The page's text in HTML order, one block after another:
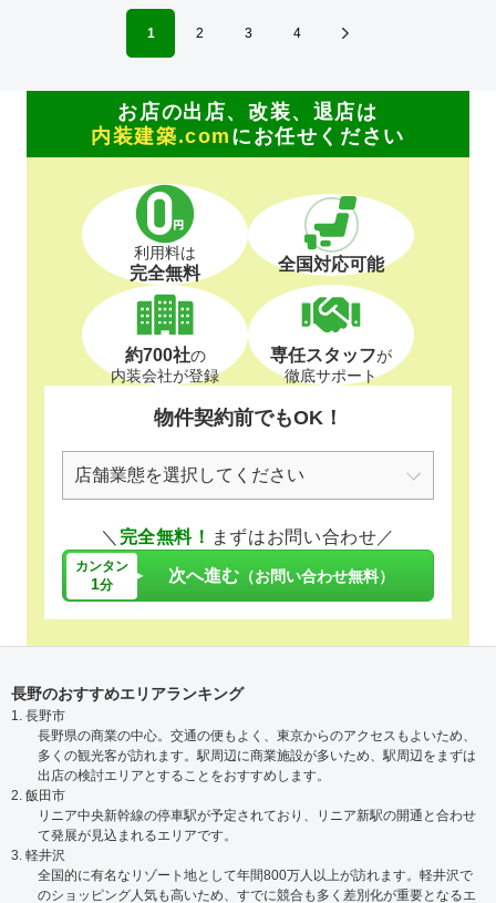
1 2 3 4
お店の出店、改装、退店は
内装建築.com にお任せください
利用料は
完全無料 全国対応可能
約700社の
内装会社が登録
専任スタッフが
徹底サポート
物件契約前でもOK！
＼ 完全無料！ まずはお問い合わせ／
カンタン
1分 次へ進む （お問い合わせ無料）
長野のおすすめエリアランキング
1. 長野市
長野県の商業の中心。交通の便もよく、東京からのアクセスもよいため、
多くの観光客が訪れます。駅周辺に商業施設が多いため、駅周辺をまずは
出店の検討エリアとすることをおすすめします。
2. 飯田市
リニア中央新幹線の停車駅が予定されており、リニア新駅の開通と合わせ
て発展が見込まれるエリアです。
3. 軽井沢
全国的に有名なリゾート地として年間800万人以上が訪れます。軽井沢で
のショッピング人気も高いため、すでに競合も多く差別化が重要となるエ